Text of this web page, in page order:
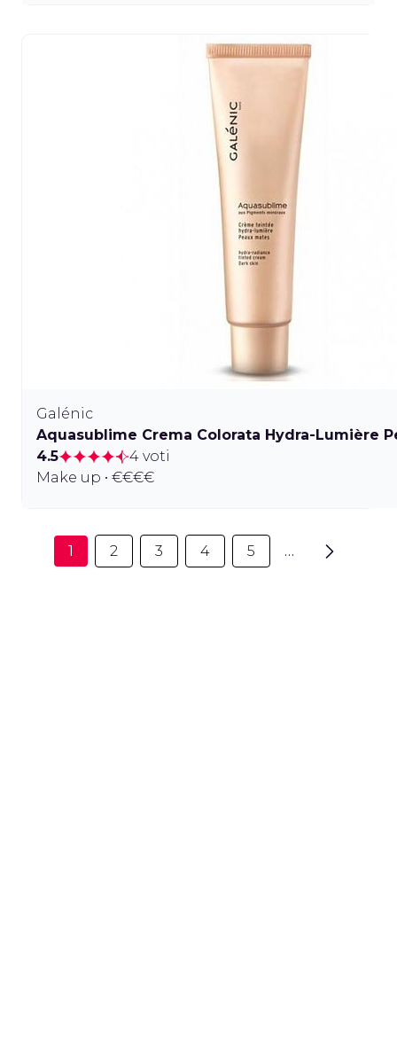
Galénic
Aquasublime Crema Colorata Hydra-Lumière
4.5
4 voti
Make up • €€€€
1 2 3 4 5 …